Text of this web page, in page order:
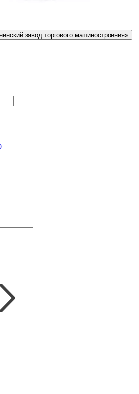
завод торгового машиностроения»